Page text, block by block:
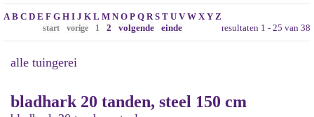
A B C D E F G H I J K L M N O P Q R S T U V W X Y Z
resultaten 1 - 25 van 38
start vorige 1 2 volgende einde
alle tuingerei
bladhark 20 tanden, steel 150 cm